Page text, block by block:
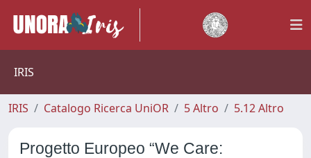
IRIS
IRIS Catalogo Ricerca UniOR 5 Altro 5.12 Altro
Progetto Europeo “We Care: